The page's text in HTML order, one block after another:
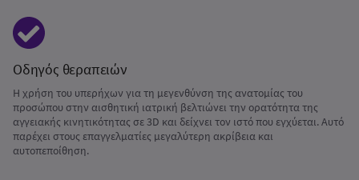
Οδηγός θεραπειών
Η χρήση του υπερήχων για τη μεγενθύνση της ανατομίας του
προσώπου στην αισθητική ιατρική βελτιώνει την ορατότητα της
αγγειακής κινητικότητας σε 3D και δείχνει τον ιστό που εγχύεται. Αυτό
παρέχει στους επαγγελματίες μεγαλύτερη ακρίβεια και
αυτοπεποίθηση.